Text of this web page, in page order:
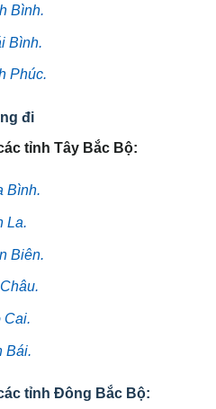
Bình.
Bình.
Phúc.
đi
tỉnh Tây Bắc Bộ:
Bình.
La.
Biên.
Cai.
Bái.
tỉnh Đông Bắc Bộ: